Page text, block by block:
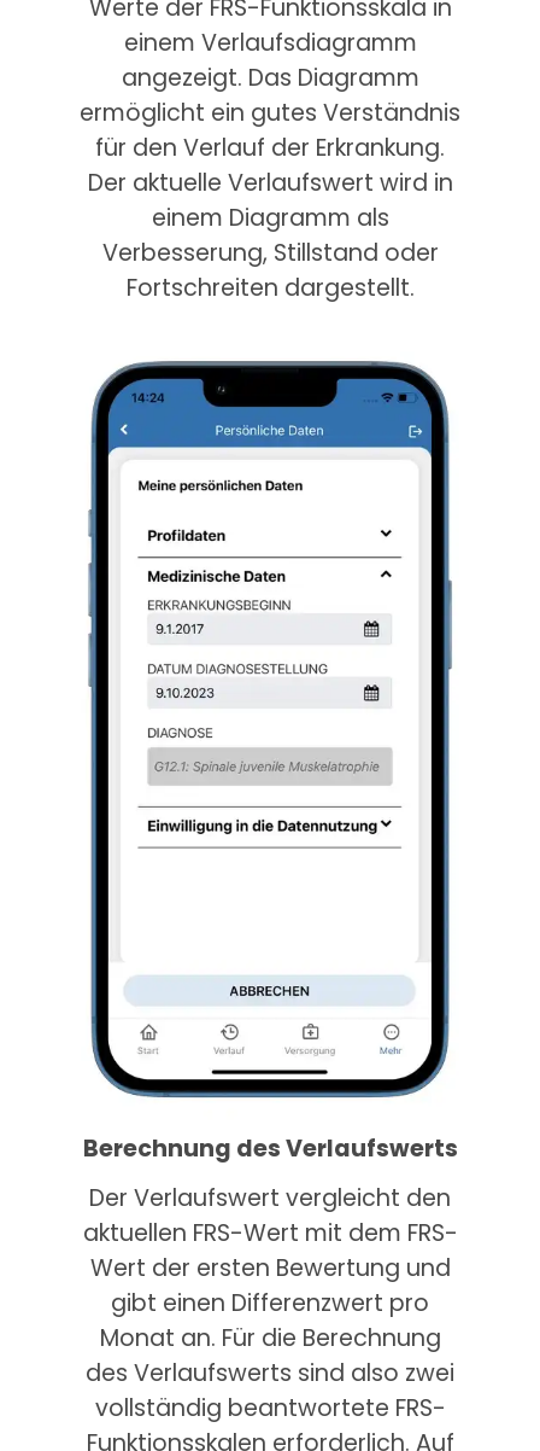
Werte der FRS-Funktionsskala in
einem Verlaufsdiagramm
angezeigt. Das Diagramm
ermöglicht ein gutes Verständnis
für den Verlauf der Erkrankung.
Der aktuelle Verlaufswert wird in
einem Diagramm als
Verbesserung, Stillstand oder
Fortschreiten dargestellt.
Berechnung des Verlaufswerts
Der Verlaufswert vergleicht den
aktuellen FRS-Wert mit dem FRS-
Wert der ersten Bewertung und
gibt einen Differenzwert pro
Monat an. Für die Berechnung
des Verlaufswerts sind also zwei
vollständig beantwortete FRS-
Funktionsskalen erforderlich. Auf